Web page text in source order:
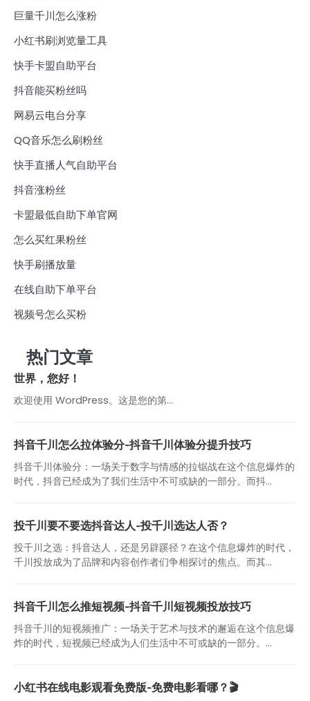
巨量千川怎么涨粉
小红书刷浏览量工具
快手卡盟自助平台
抖音能买粉丝吗
网易云电台分享
QQ音乐怎么刷粉丝
快手直播人气自助平台
抖音涨粉丝
卡盟最低自助下单官网
怎么买红果粉丝
快手刷播放量
在线自助下单平台
视频号怎么买粉
热门文章
世界，您好！
欢迎使用 WordPress。这是您的第…
抖音千川怎么拉体验分-抖音千川体验分提升技巧
抖音千川体验分：一场关于数字与情感的拉锯战在这个信息爆炸的
时代，抖音已经成为了我们生活中不可或缺的一部分。而抖...
投千川要不要选抖音达人-投千川选达人否？
投千川之选：抖音达人，还是另辟蹊径？在这个信息爆炸的时代，
千川投放成为了品牌和内容创作者们争相探讨的焦点。而其...
抖音千川怎么推短视频-抖音千川短视频投放技巧
抖音千川的短视频推广：一场关于艺术与技术的邂逅在这个信息爆
炸的时代，短视频已经成为人们生活中不可或缺的一部分。...
小红书在线电影观看免费版-免费电影看哪？🎬